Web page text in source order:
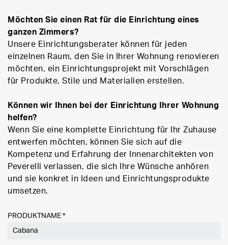
Möchten Sie einen Rat für die Einrichtung eines
ganzen Zimmers?
Unsere Einrichtungsberater können für jeden
einzelnen Raum, den Sie in Ihrer Wohnung renovieren
möchten, ein Einrichtungsprojekt mit Vorschlägen
für Produkte, Stile und Materialien erstellen.
Können wir Ihnen bei der Einrichtung Ihrer Wohnung
helfen?
Wenn Sie eine komplette Einrichtung für Ihr Zuhause
entwerfen möchten, können Sie sich auf die
Kompetenz und Erfahrung der Innenarchitekten von
Peverelli verlassen, die sich Ihre Wünsche anhören
und sie konkret in Ideen und Einrichtungsprodukte
umsetzen.
PRODUKTNAME *